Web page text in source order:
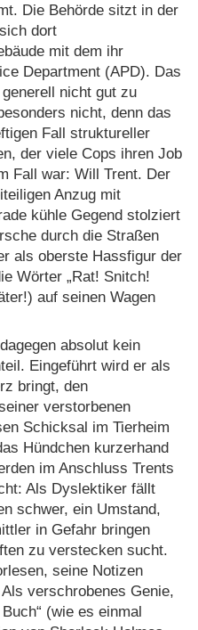
Die Behörde sitzt in der
dort
mit dem ihr
Department (APD). Das
nicht gut zu
nicht, denn das
Fall struktureller
der viele Cops ihren Job
Fall war: Will Trent. Der
Anzug mit
kühle Gegend stolziert
durch die Straßen
als oberste Hassfigur der
Wörter „Rat! Snitch!
auf seinen Wagen
absolut kein
Eingeführt wird er als
bringt, den
verstorbenen
Schicksal im Tierheim
Hündchen kurzerhand
im Anschluss Trents
Als Dyslektiker fällt
schwer, ein Umstand,
in Gefahr bringen
zu verstecken sucht.
seine Notizen
verschrobenes Genie,
(wie es einmal